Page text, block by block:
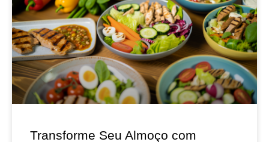
Transforme Seu Almoço com